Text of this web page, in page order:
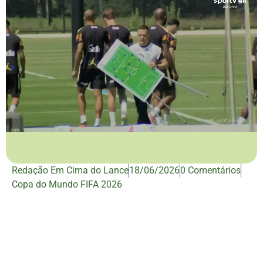
Redação Em Cima do Lance18/06/20260 Comentários
Copa do Mundo FIFA 2026